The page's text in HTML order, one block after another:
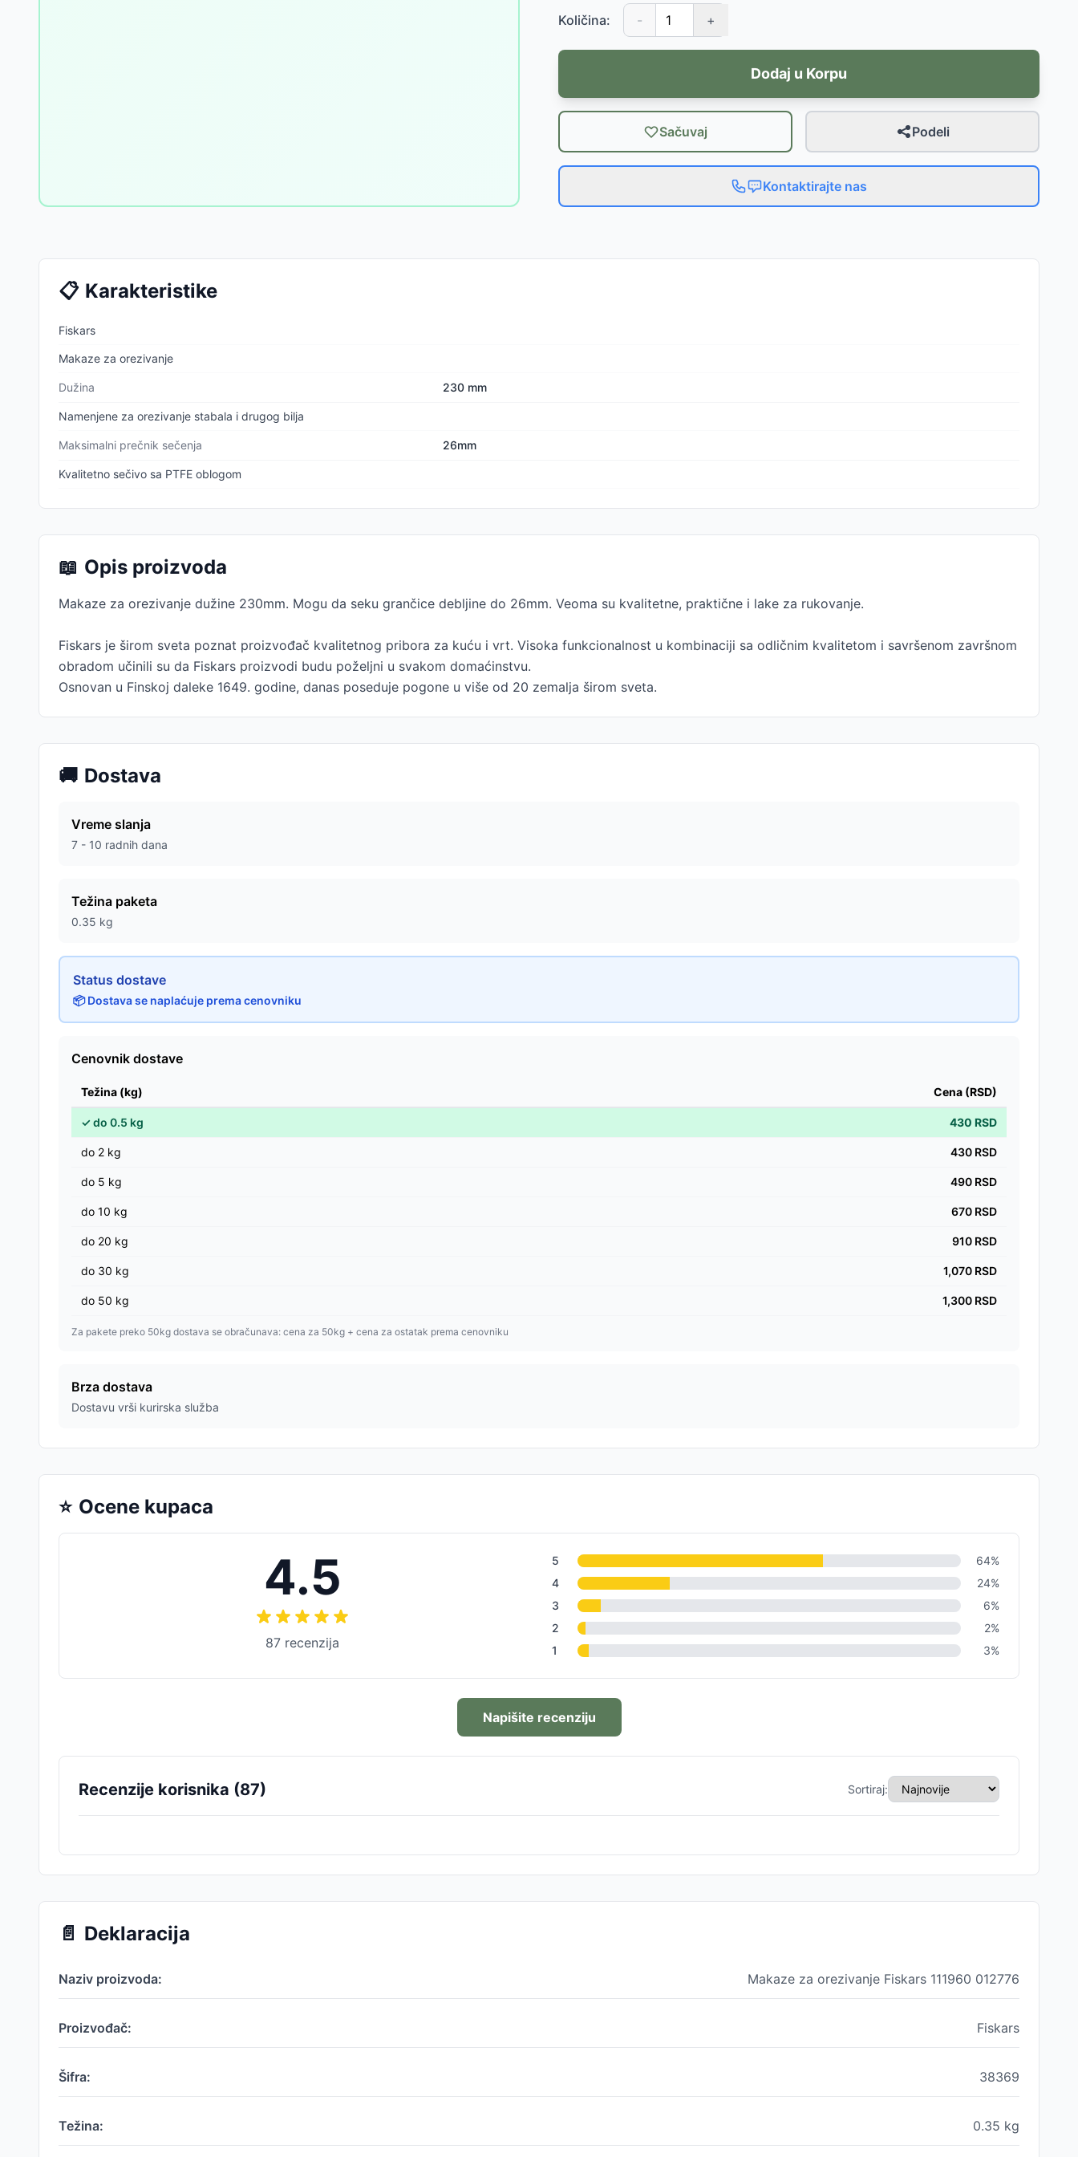
Količina: - +
Dodaj u Korpu
Sačuvaj Podeli
Kontaktirajte nas
📋 Karakteristike
Fiskars
Makaze za orezivanje
Dužina 230 mm
Namenjene za orezivanje stabala i drugog bilja
Maksimalni prečnik sečenja 26mm
Kvalitetno sečivo sa PTFE oblogom
📖 Opis proizvoda
Makaze za orezivanje dužine 230mm. Mogu da seku grančice debljine do 26mm. Veoma su kvalitetne, praktične i lake za rukovanje.
Fiskars je širom sveta poznat proizvođač kvalitetnog pribora za kuću i vrt. Visoka funkcionalnost u kombinaciji sa odličnim kvalitetom i savršenom završnom
obradom učinili su da Fiskars proizvodi budu poželjni u svakom domaćinstvu.
Osnovan u Finskoj daleke 1649. godine, danas poseduje pogone u više od 20 zemalja širom sveta.
🚚 Dostava
Vreme slanja
7 - 10 radnih dana
Težina paketa
0.35 kg
Status dostave
📦 Dostava se naplaćuje prema cenovniku
Cenovnik dostave
Težina (kg) Cena (RSD)
✓do 0.5 kg 430 RSD
do 2 kg 430 RSD
do 5 kg 490 RSD
do 10 kg 670 RSD
do 20 kg 910 RSD
do 30 kg 1,070 RSD
do 50 kg 1,300 RSD
Za pakete preko 50kg dostava se obračunava: cena za 50kg + cena za ostatak prema cenovniku
Brza dostava
Dostavu vrši kurirska služba
⭐ Ocene kupaca
4.5
87 recenzija
5 64%
4
24%
3
6%
2
2%
1
3%
Napišite recenziju
Recenzije korisnika (87) Sortiraj:
📄 Deklaracija
Naziv proizvoda: Makaze za orezivanje Fiskars 111960 012776
Proizvođač: Fiskars
Šifra: 38369
Težina: 0.35 kg